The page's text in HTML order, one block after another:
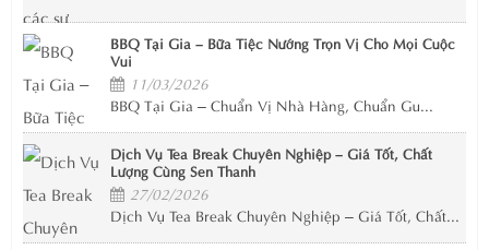
BBQ Tại Gia – Bữa Tiệc Nướng Trọn Vị Cho Mọi Cuộc
Vui
11/03/2026
BBQ Tại Gia – Chuẩn Vị Nhà Hàng, Chuẩn Gu...
Dịch Vụ Tea Break Chuyên Nghiệp – Giá Tốt, Chất
Lượng Cùng Sen Thanh
27/02/2026
Dịch Vụ Tea Break Chuyên Nghiệp – Giá Tốt, Chất...